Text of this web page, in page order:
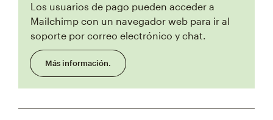
Los usuarios de pago pueden acceder a
Mailchimp con un navegador web para ir al
soporte por correo electrónico y chat.
Más información.